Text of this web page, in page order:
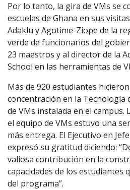
Por lo tanto, la gira de VMs se
escuelas de Ghana en sus
Adaklu y Agotime-Ziope de la
verde de funcionarios del
23 maestros y al director de la
School en las herramientas de
Más de 920 estudiantes
concentración en la Tecnología
de VMs instalada en el campus.
el equipo de VMs estuvo una
más entrega. El Ejecutivo en
expresó su gratitud diciendo:
valiosa contribución en la
capacidades de los estudiantes
del programa”.